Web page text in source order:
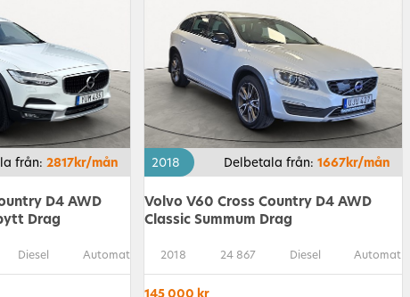
från: 2817kr/mån
D4 AWD
Drag
Diesel Automat
2018 Delbetala från: 1667kr/mån
Volvo V60 Cross Country D4 AWD
Classic Summum Drag
2018 24 867 Diesel Automat
145 000 kr